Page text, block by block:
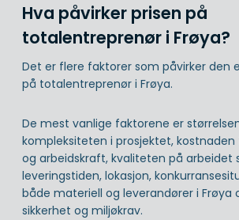
Hva påvirker prisen på
totalentreprenør i Frøya?
Det er flere faktorer som påvirker den
på totalentreprenør i Frøya.
De mest vanlige faktorene er
kompleksiteten i prosjektet,
og arbeidskraft, kvaliteten på arbeidet
leveringstiden, lokasjon,
både materiell og leverandører i Frøya
sikkerhet og miljøkrav.